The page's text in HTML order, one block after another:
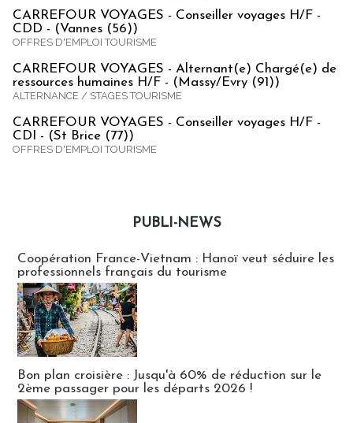
CARREFOUR VOYAGES - Conseiller voyages H/F -
CDD - (Vannes (56))
OFFRES D'EMPLOI TOURISME
CARREFOUR VOYAGES - Alternant(e) Chargé(e) de
ressources humaines H/F - (Massy/Evry (91))
ALTERNANCE / STAGES TOURISME
CARREFOUR VOYAGES - Conseiller voyages H/F -
CDI - (St Brice (77))
OFFRES D'EMPLOI TOURISME
PUBLI-NEWS
Coopération France-Vietnam : Hanoï veut séduire les
professionnels français du tourisme
Bon plan croisière : Jusqu'à 60% de réduction sur le
2ème passager pour les départs 2026 !